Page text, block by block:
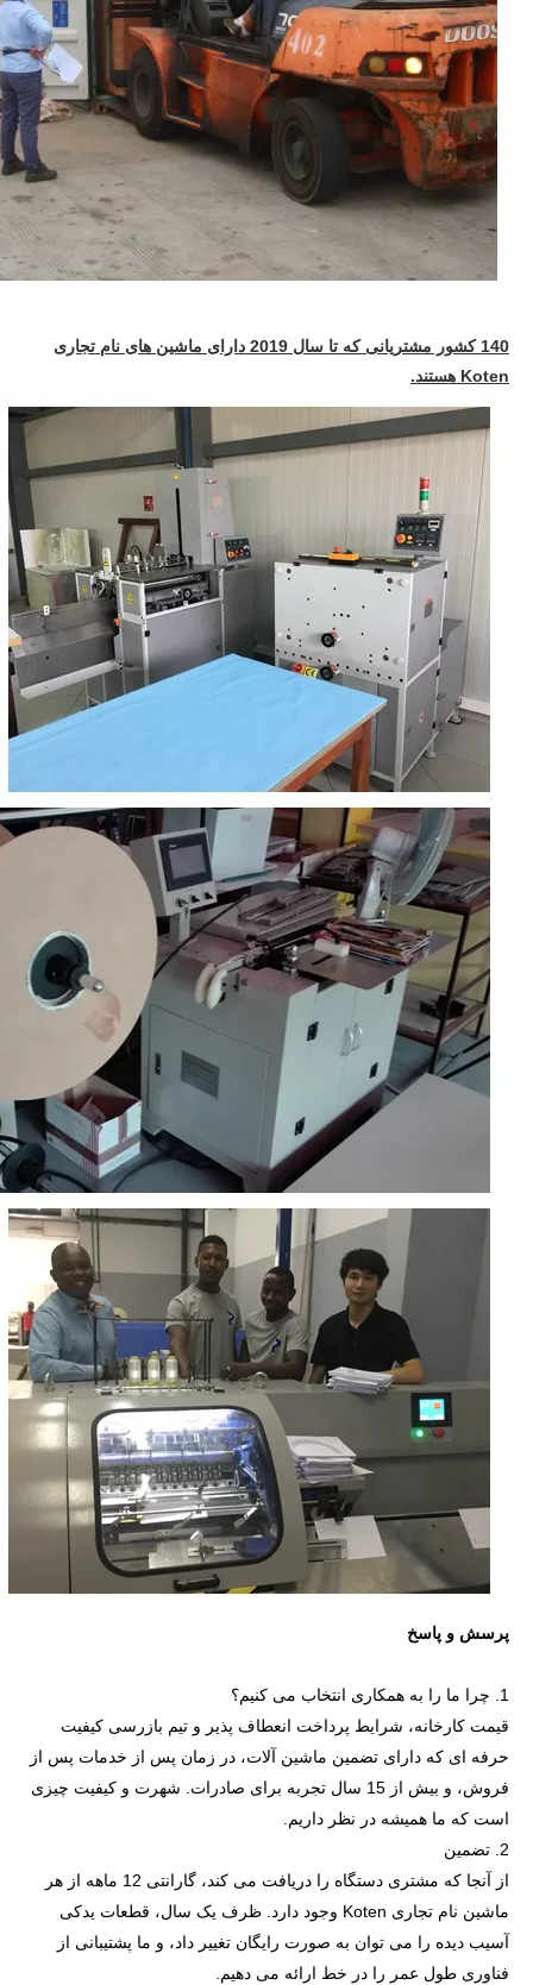
140 کشور مشتریانی که تا سال 2019 دارای ماشین های نام تجاری
Koten هستند.
پرسش و پاسخ
1. چرا ما را به همکاری انتخاب می کنیم؟
قیمت کارخانه، شرایط پرداخت انعطاف پذیر و تیم بازرسی کیفیت
حرفه ای که دارای تضمین ماشین آلات، در زمان پس از خدمات پس از
فروش، و بیش از 15 سال تجربه برای صادرات. شهرت و کیفیت چیزی
است که ما همیشه در نظر داریم.
2. تضمین
از آنجا که مشتری دستگاه را دریافت می کند، گارانتی 12 ماهه از هر
ماشین نام تجاری Koten وجود دارد. ظرف یک سال، قطعات یدکی
آسیب دیده را می توان به صورت رایگان تغییر داد، و ما پشتیبانی از
فناوری طول عمر را در خط ارائه می دهیم.